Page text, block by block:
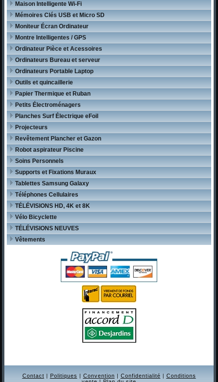
Maison Intelligente Wi-Fi
Mémoires Clés USB et Micro SD
Moniteur Écran Ordinateur
Montre Intelligentes / GPS
Ordinateur Pièce et Acessoires
Ordinateurs Bureau et serveur
Ordinateurs Portable Laptop
Outils et quincaillerie
Papier Thermique et Ruban
Petits Électroménagers
Planches Surf Électrique eFoil
Projecteurs
Revêtement Plancher et Gazon
Robot aspirateur Piscine
Soins Personnels
Supports et Fixations Muraux
Tablettes Samsung Galaxy
Téléphones Cellulaires
TÉLÉVISIONS HD, 4K et 8K
Vélo Bicyclette
TÉLÉVISIONS NEUVES
Vêtements
Contact | Politiques | Convention | Confidentialité | Conditions